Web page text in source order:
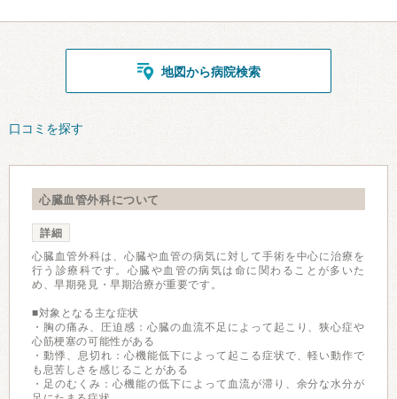
地図から病院検索
口コミを探す
心臓血管外科について
詳細
心臓血管外科は、心臓や血管の病気に対して手術を中心に治療を
行う診療科です。心臓や血管の病気は命に関わることが多いた
め、早期発見・早期治療が重要です。
■対象となる主な症状
・胸の痛み、圧迫感：心臓の血流不足によって起こり、狭心症や
心筋梗塞の可能性がある
・動悸、息切れ：心機能低下によって起こる症状で、軽い動作で
も息苦しさを感じることがある
・足のむくみ：心機能の低下によって血流が滞り、余分な水分が